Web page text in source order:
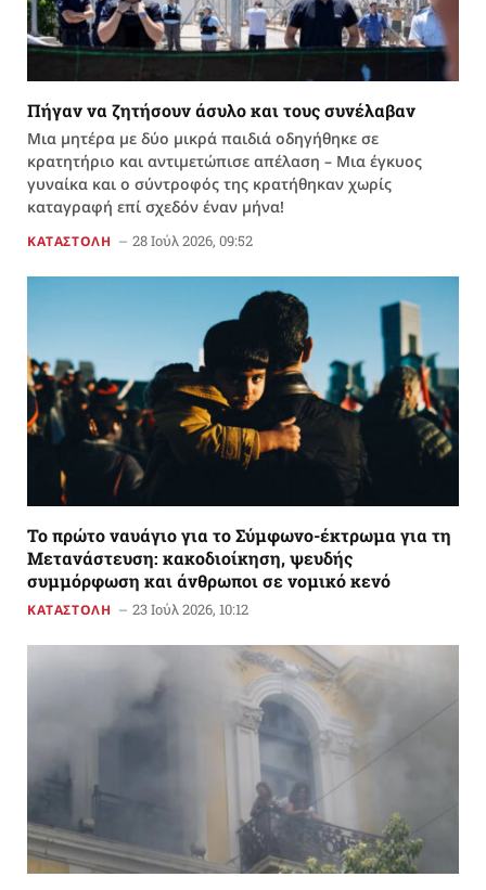
Πήγαν να ζητήσουν άσυλο και τους συνέλαβαν
Μια μητέρα με δύο μικρά παιδιά οδηγήθηκε σε
κρατητήριο και αντιμετώπισε απέλαση – Μια έγκυος
γυναίκα και ο σύντροφός της κρατήθηκαν χωρίς
καταγραφή επί σχεδόν έναν μήνα!
ΚΑΤΑΣΤΟΛΗ 28 Ιούλ 2026, 09:52
Το πρώτο ναυάγιο για το Σύμφωνο-έκτρωμα για τη
Μετανάστευση: κακοδιοίκηση, ψευδής
συμμόρφωση και άνθρωποι σε νομικό κενό
ΚΑΤΑΣΤΟΛΗ 23 Ιούλ 2026, 10:12